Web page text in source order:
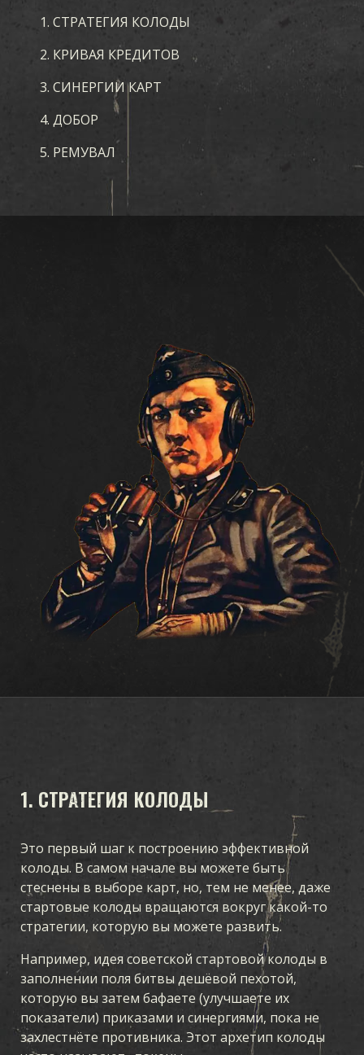
СТРАТЕГИЯ КОЛОДЫ
КРИВАЯ КРЕДИТОВ
СИНЕРГИИ КАРТ
ДОБОР
РЕМУВАЛ
1. СТРАТЕГИЯ КОЛОДЫ
Это первый шаг к построению эффективной
колоды. В самом начале вы можете быть
стеснены в выборе карт, но, тем не менее, даже
стартовые колоды вращаются вокруг какой-то
стратегии, которую вы можете развить.
Например, идея советской стартовой колоды в
заполнении поля битвы дешёвой пехотой,
которую вы затем бафаете (улучшаете их
показатели) приказами и синергиями, пока не
захлестнёте противника. Этот архетип колоды